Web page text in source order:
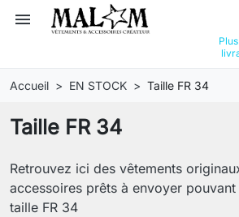
menu
Accueil EN STOCK Taille FR 34
Taille FR 34
Retrouvez ici des vêtements
accessoires prêts à envoyer
taille FR 34